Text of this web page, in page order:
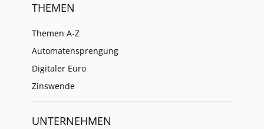
THEMEN
Themen A-Z
Automatensprengung
Digitaler Euro
Zinswende
UNTERNEHMEN